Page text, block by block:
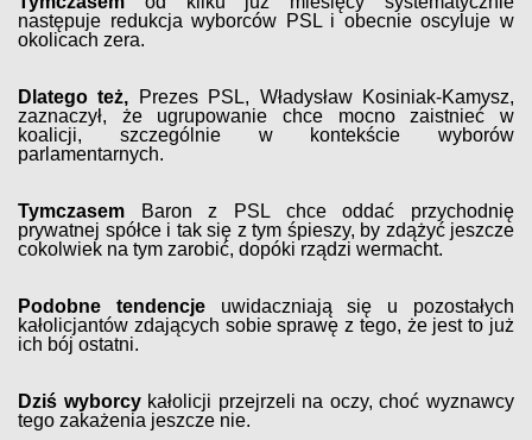
następuje redukcja wyborców PSL i obecnie oscyluje w
okolicach zera.
Dlatego też, Prezes PSL, Władysław Kosiniak-Kamysz,
zaznaczył, że ugrupowanie chce mocno zaistnieć w
koalicji, szczególnie w kontekście wyborów
parlamentarnych.
Tymczasem
Baron z PSL chce oddać przychodnię
prywatnej spółce i tak się z tym śpieszy, by zdążyć jeszcze
cokolwiek na tym zarobić, dopóki rządzi wermacht.
Podobne tendencjeuwidaczniają się u pozostałych
kałolicjantów zdających sobie sprawę z tego, że jest to już
ich bój ostatni.
Dziś wyborcy kałolicji przejrzeli na oczy, choć wyznawcy
tego zakażenia jeszcze nie.